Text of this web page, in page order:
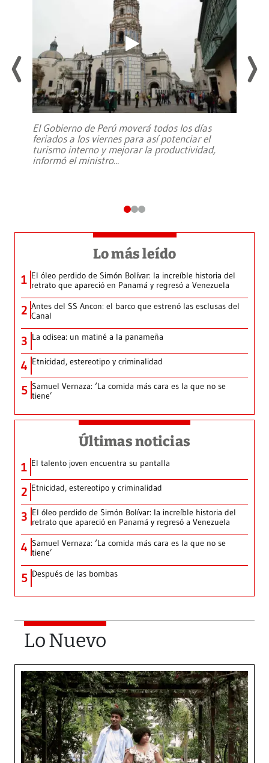
El Gobierno de Perú moverá todos los días
feriados a los viernes para así potenciar el
turismo interno y mejorar la productividad,
informó el ministro...
Lo más leído
1 El óleo perdido de Simón Bolívar: la increíble historia del
retrato que apareció en Panamá y regresó a Venezuela
2 Antes del SS Ancon: el barco que estrenó las esclusas del
Canal
3 La odisea: un matiné a la panameña
4 Etnicidad, estereotipo y criminalidad
5 Samuel Vernaza: ‘La comida más cara es la que no se
tiene’
Últimas noticias
1 El talento joven encuentra su pantalla​
2 Etnicidad, estereotipo y criminalidad
3 El óleo perdido de Simón Bolívar: la increíble historia del
retrato que apareció en Panamá y regresó a Venezuela
4 Samuel Vernaza: ‘La comida más cara es la que no se
tiene’
5 Después de las bombas
Lo Nuevo